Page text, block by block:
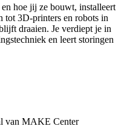
hoe jij ze bouwt, installeert
tot 3D-printers en robots in
draaien. Je verdiept je in
en leert storingen
van MAKE Center